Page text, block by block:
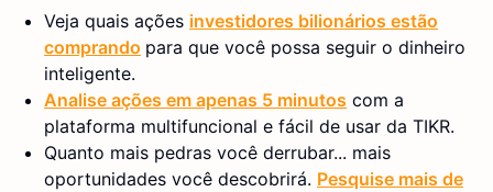
Veja quais ações investidores bilionários estão
comprando para que você possa seguir o dinheiro
inteligente.
Analise ações em apenas 5 minutos com a
plataforma multifuncional e fácil de usar da TIKR.
Quanto mais pedras você derrubar... mais
oportunidades você descobrirá. Pesquise mais de